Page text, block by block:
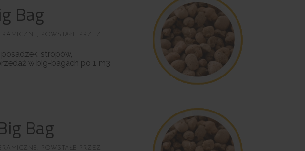
Bag
POWSTAŁE PRZEZ
stropów,
w big-bagach po 1 m3
Bag
POWSTAŁE PRZEZ